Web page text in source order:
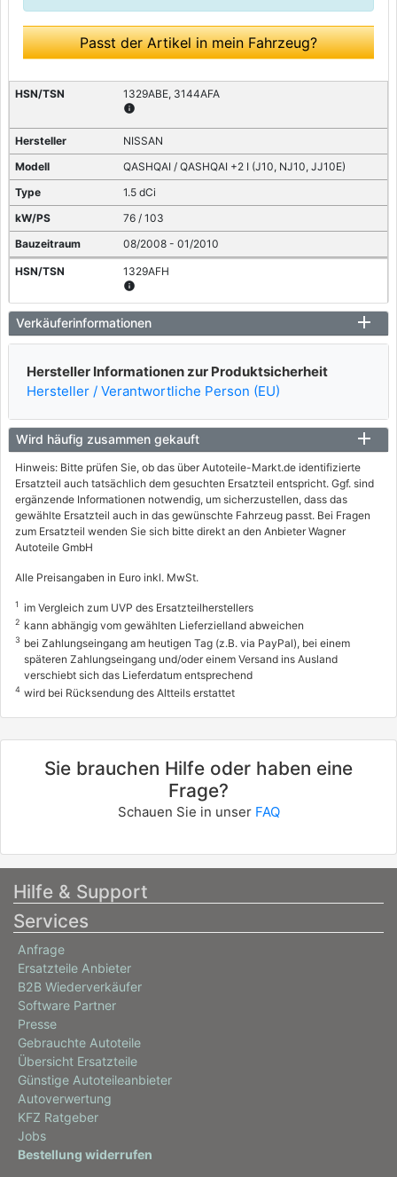
Passt der Artikel in mein Fahrzeug?
1329ABE, 3144AFA
info
NISSAN
QASHQAI / QASHQAI +2 I (J10, NJ10, JJ10E)
1.5 dCi
76 / 103
08/2008 - 01/2010
1329AFH
info
NISSAN
QASHQAI / QASHQAI +2 I (J10, NJ10, JJ10E)
1.5 dCi
81 / 110
01/2010 - 12/2013
1329ABD, 3144ADR
info
NISSAN
QASHQAI / QASHQAI +2 I (J10, NJ10, JJ10E)
78 / 106
1329ABB, 3144ADS
info
NISSAN
QASHQAI / QASHQAI +2 I (J10, NJ10, JJ10E)
02/2007 - 12/2013
1329AFG
info
NISSAN
1.6
1329ABC, 1329AEQ, 3144ADT
QASHQAI / QASHQAI +2 I (J10, NJ10, JJ10E)
2.0
1329ABG, 3144ADU
Verkäuferinformationen
Hersteller Informationen zur Produktsicherheit
Hersteller / Verantwortliche Person (EU)
Wird häufig zusammen gekauft
Hinweis: Bitte prüfen Sie, ob das über Autoteile-Markt.de identifizierte
Ersatzteil auch tatsächlich dem gesuchten Ersatzteil entspricht. Ggf. sind
ergänzende Informationen notwendig, um sicherzustellen, dass das
gewählte Ersatzteil auch in das gewünschte Fahrzeug passt. Bei Fragen
zum Ersatzteil wenden Sie sich bitte direkt an den Anbieter Wagner
Autoteile GmbH
Alle Preisangaben in Euro inkl. MwSt.
1 im Vergleich zum UVP des Ersatzteilherstellers
2 kann abhängig vom gewählten Lieferzielland abweichen
3 bei Zahlungseingang am heutigen Tag (z.B. via PayPal), bei einem
späteren Zahlungseingang und/oder einem Versand ins Ausland
verschiebt sich das Lieferdatum entsprechend
4 wird bei Rücksendung des Altteils erstattet
Sie brauchen Hilfe oder haben eine
Frage?
Schauen Sie in unser FAQ
Hilfe & Support
Services
Anfrage
Ersatzteile Anbieter
B2B Wiederverkäufer
Software Partner
Presse
Gebrauchte Autoteile
Übersicht Ersatzteile
Günstige Autoteileanbieter
Autoverwertung
KFZ Ratgeber
Jobs
Bestellung widerrufen